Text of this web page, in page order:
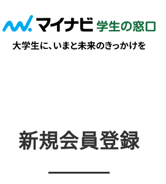
新規会員登録